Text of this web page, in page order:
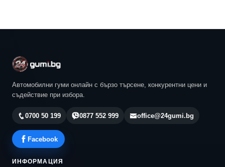
Автомобилни гуми онлайн с бързо търсене, конкурентни цени и
съдействие при избора.
0700 50 199 0877 552 999 office@24gumi.bg
Facebook
ИНФОРМАЦИЯ